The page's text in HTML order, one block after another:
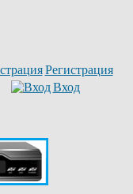
Регистрация
Вход